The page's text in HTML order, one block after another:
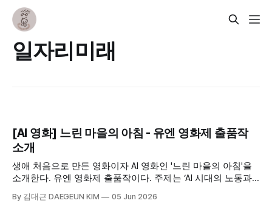
일자리미래
[AI 영화] 느린 마을의 아침 - 유엔 영화제 출품작
소개
생애 처음으로 만든 영화이자 AI 영화인 '느린 마을의 아침'을
소개한다. 유엔 영화제 출품작이다. 주제는 ‘AI 시대의 노동과
어 보고자 했다. 빠른 변화 속에서 우리가 잃어버린 것은 무엇
By 김대근 DAEGEUN KIM 05 Jun 2026